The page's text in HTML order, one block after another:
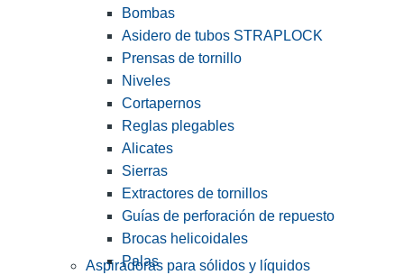
Bombas
Asidero de tubos STRAPLOCK
Prensas de tornillo
Niveles
Cortapernos
Reglas plegables
Alicates
Sierras
Extractores de tornillos
Guías de perforación de repuesto
Brocas helicoidales
Palas
Aspiradoras para sólidos y líquidos